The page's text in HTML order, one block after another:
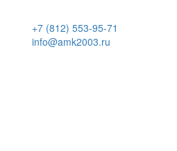
+7 (812) 553-95-71
info@amk2003.ru